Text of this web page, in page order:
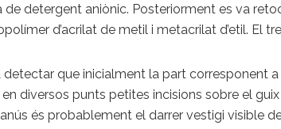
detergent aniònic. Posteriorment es va
d’acrilat de metil i metacrilat d’etil. El
que inicialment la part corresponent a
en diversos punts petites incisions sobre el
és probablement el darrer vestigi visible